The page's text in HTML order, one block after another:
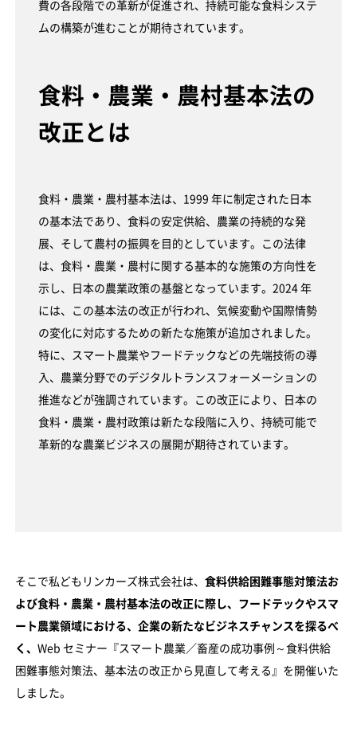
費の各段階での革新が促進され、持続可能な食料システ
ムの構築が進むことが期待されています。
食料・農業・農村基本法の
改正とは
食料・農業・農村基本法は、1999 年に制定された日本
の基本法であり、食料の安定供給、農業の持続的な発
展、そして農村の振興を目的としています。この法律
は、食料・農業・農村に関する基本的な施策の方向性を
示し、日本の農業政策の基盤となっています。2024 年
には、この基本法の改正が行われ、気候変動や国際情勢
の変化に対応するための新たな施策が追加されました。
特に、スマート農業やフードテックなどの先端技術の導
入、農業分野でのデジタルトランスフォーメーションの
推進などが強調されています。この改正により、日本の
食料・農業・農村政策は新たな段階に入り、持続可能で
革新的な農業ビジネスの展開が期待されています。
そこで私どもリンカーズ株式会社は、食料供給困難事態対策法お
よび食料・農業・農村基本法の改正に際し、フードテックやスマ
ート農業領域における、企業の新たなビジネスチャンスを探るべ
く、Web セミナー『スマート農業／畜産の成功事例～食料供給
困難事態対策法、基本法の改正から見直して考える』を開催いた
しました。